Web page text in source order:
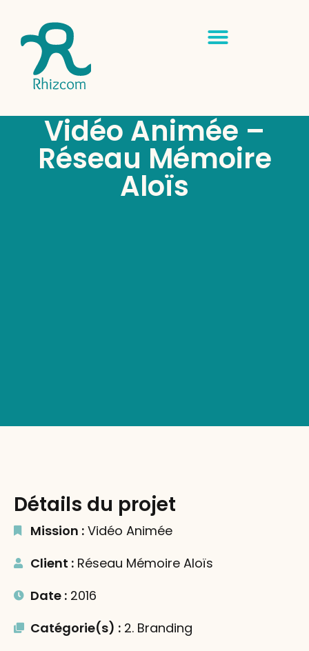
Vidéo Animée –
Réseau Mémoire
Aloïs
Détails du projet
Mission :Vidéo Animée
Client :Réseau Mémoire Aloïs
Date :2016
Catégorie(s) :2. Branding